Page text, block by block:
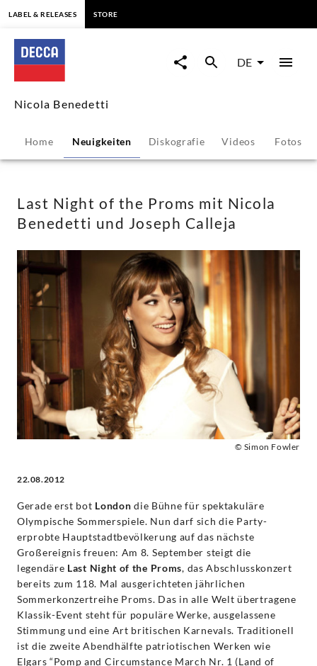
Last
Night
of
the
Proms
mit
Nicola
Benedetti
und
Joseph
Calleja
Nicola
Benedetti
Decca
Classics
LABEL & RELEASES STORE
DE
Nicola Benedetti
Home Neuigkeiten Diskografie Videos Fotos
Last Night of the Proms mit Nicola
Benedetti und Joseph Calleja
© Simon Fowler
22.08.2012
Gerade erst bot London die Bühne für spektakuläre
Olympische Sommerspiele. Nun darf sich die Party-
erprobte Hauptstadtbevölkerung auf das nächste
Großereignis freuen: Am 8. September steigt die
legendäre Last Night of the Proms, das Abschlusskonzert
bereits zum 118. Mal ausgerichteten jährlichen
Sommerkonzertreihe Proms. Das in alle Welt übertragene
Klassik-Event steht für populäre Werke, ausgelassene
Stimmung und eine Art britischen Karnevals. Traditionell
ist die zweite Abendhälfte patriotischen Werken wie
Elgars “Pomp and Circumstance March Nr. 1 (Land of